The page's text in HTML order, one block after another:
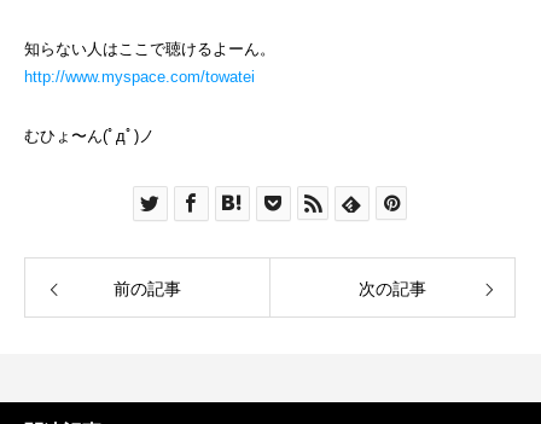
知らない人はここで聴けるよーん。
http://www.myspace.com/towatei
むひょ〜ん(ﾟдﾟ)ノ
前の記事 次の記事